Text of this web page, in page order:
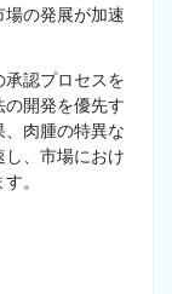
場の発展が加速
承認プロセスを
の開発を優先す
、肉腫の特異な
、市場におけ
。